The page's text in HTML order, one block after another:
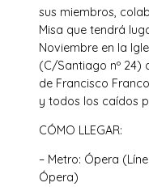
sus miembros,
Misa que tendrá
Noviembre en la
(C/Santiago nº 24)
de Francisco
y todos los caídos
CÓMO LLEGAR:
– Metro: Ópera
Ópera)